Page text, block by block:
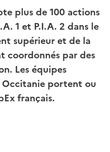
plus de 100 actions
1 et P.I.A. 2 dans le
supérieur et de la
coordonnés par des
Les équipes
portent ou
français.